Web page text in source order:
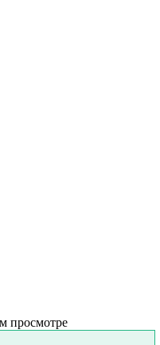
просмотре